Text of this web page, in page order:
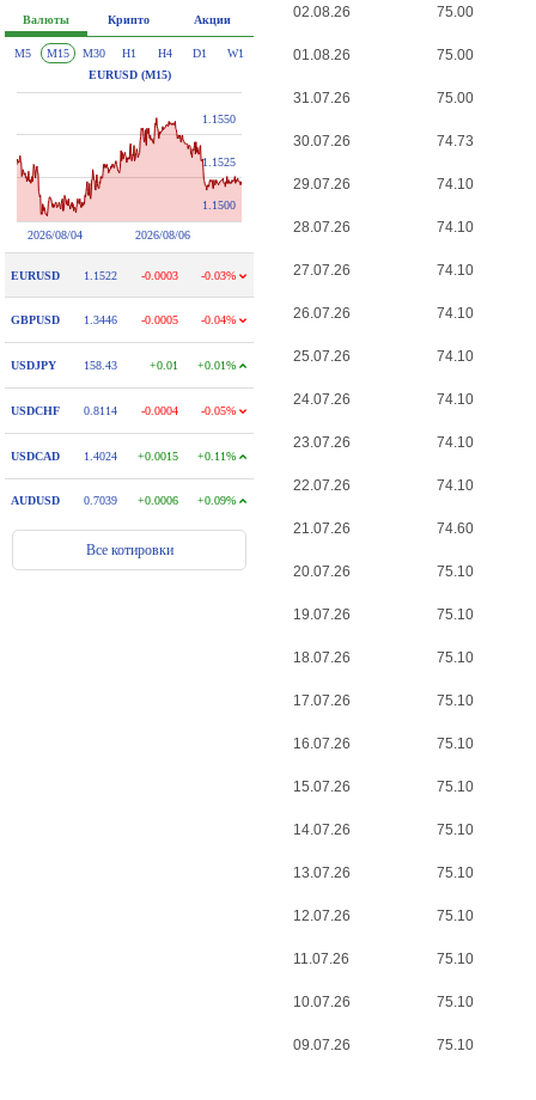
02.08.26 75.00
01.08.26 75.00
31.07.26 75.00
30.07.26 74.73
29.07.26 74.10
28.07.26 74.10
27.07.26 74.10
26.07.26 74.10
25.07.26 74.10
24.07.26 74.10
23.07.26 74.10
22.07.26 74.10
21.07.26 74.60
20.07.26 75.10
19.07.26 75.10
18.07.26 75.10
17.07.26 75.10
16.07.26 75.10
15.07.26 75.10
14.07.26 75.10
13.07.26 75.10
12.07.26 75.10
11.07.26 75.10
10.07.26 75.10
09.07.26 75.10